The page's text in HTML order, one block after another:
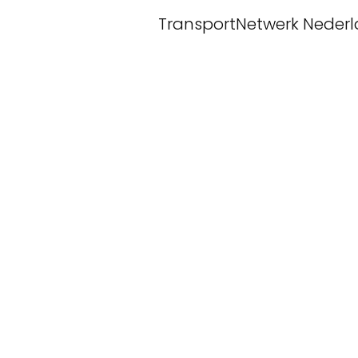
TransportNetwerk